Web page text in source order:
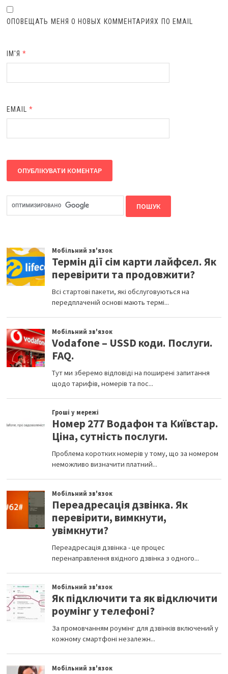
ОПОВЕЩАТЬ МЕНЯ О НОВЫХ КОММЕНТАРИЯХ ПО EMAIL
ІМ'Я*
EMAIL*